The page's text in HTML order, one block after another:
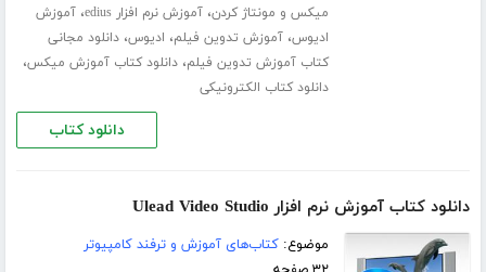
میکس و مونتاژ کردن،آموزش نرم افزار edius ،آموزش
ادیوس،آموزش تدوین فیلم، ادیوس،دانلود مجانی
کتاب آموزش تدوین فیلم،دانلود کتاب آموزش میکس،
دانلود کتاب الکترونیکی
دانلود کتاب
دانلود کتاب آموزش نرم افزار Ulead Video Studio
موضوع:کتاب‌های آموزش و ترفند کامپیوتر